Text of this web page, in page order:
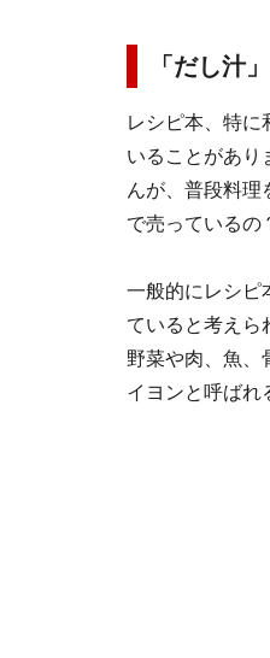
「だし汁
レシピ本、特に
いることがあり
んが、普段料理
で売っているの
一般的にレシピ
ていると考えら
野菜や肉、魚、
イヨンと呼ばれ